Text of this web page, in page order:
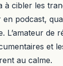
à cibler les
en podcast,
L’amateur de
et
au calme.